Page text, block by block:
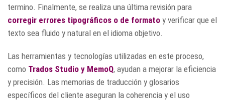
termino. Finalmente, se realiza una última revisión para
corregir errores tipográficos o de formato y verificar que el
texto sea fluido y natural en el idioma objetivo.
Las herramientas y tecnologías utilizadas en este proceso,
como Trados Studio y MemoQ, ayudan a mejorar la eficiencia
y precisión. Las memorias de traducción y glosarios
específicos del cliente aseguran la coherencia y el uso